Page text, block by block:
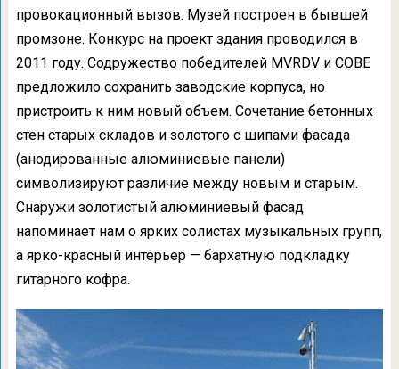
провокационный вызов. Музей построен в бывшей
промзоне. Конкурс на проект здания проводился в
2011 году. Содружество победителей MVRDV и COBE
предложило сохранить заводские корпуса, но
пристроить к ним новый объем. Сочетание бетонных
стен старых складов и золотого с шипами фасада
(анодированные алюминиевые панели)
символизируют различие между новым и старым.
Снаружи золотистый алюминиевый фасад
напоминает нам о ярких солистах музыкальных групп,
а ярко-красный интерьер — бархатную подкладку
гитарного кофра.